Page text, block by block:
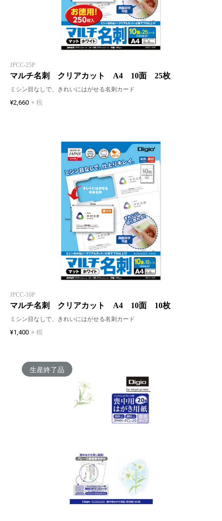
JPCC-25P
マルチ名刺 クリアカット A4 10面 25枚
ミシン目なしで、きれいにはがせる名刺カード
¥2,660 + 税
JPCC-10P
マルチ名刺 クリアカット A4 10面 10枚
ミシン目なしで、きれいにはがせる名刺カード
¥1,400 + 税
生産終了品